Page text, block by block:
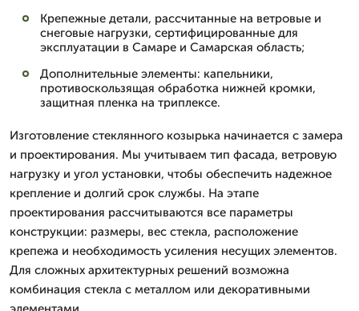
Крепежные детали, рассчитанные на ветровые и
снеговые нагрузки, сертифицированные для
эксплуатации в Самаре и Самарская область;
Дополнительные элементы: капельники,
противоскользящая обработка нижней кромки,
защитная пленка на триплексе.
Изготовление стеклянного козырька начинается с замера
и проектирования. Мы учитываем тип фасада, ветровую
нагрузку и угол установки, чтобы обеспечить надежное
крепление и долгий срок службы. На этапе
проектирования рассчитываются все параметры
конструкции: размеры, вес стекла, расположение
крепежа и необходимость усиления несущих элементов.
Для сложных архитектурных решений возможна
комбинация стекла с металлом или декоративными